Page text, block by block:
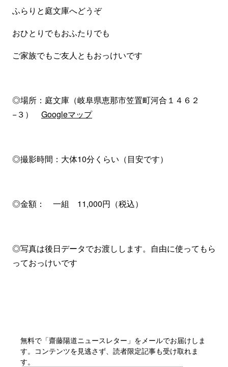
ふらりと庭文庫へどうぞ
おひとりでもおふたりでも
ご家族でもご友人ともおっけいです
◎場所：庭文庫（岐阜県恵那市笠置町河合１４６２
−３） Googleマップ
◎撮影時間：大体10分くらい（目安です）
◎金額： 一組 11,000円（税込）
◎写真は後日データでお渡しします。自由に使ってもら
っておっけいです
無料で「齋藤陽道ニュースレター」をメールでお届けしま
す。コンテンツを見逃さず、読者限定記事も受け取れま
す。